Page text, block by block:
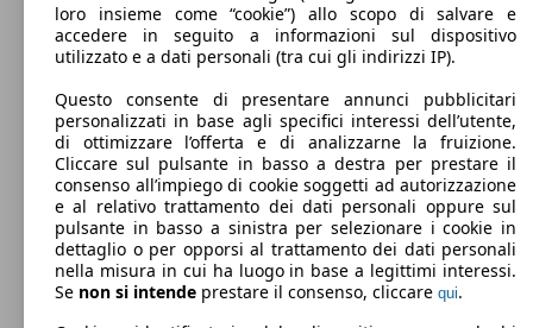
Kona 1.0 t-gdi 48V X Line Tech Pack 2wd
120cv mt
88 KW
(120 PS)
Kona 1.6 gdi hev N Line 2wd 141cv dct
77 KW
(105 PS)
Kona 1.0 t-gdi 48V NLine Safety Pack 2wd
120cv imt
88 KW
(120 PS)
Kona 1.0 t-gdi 48V NLine+ 2wd 120cv imt
88 KW
(120 PS)
SUV/Fuoristrada/Pick-up
loro insieme come “cookie”) allo scopo di salvare e
accedere in seguito a informazioni sul dispositivo
utilizzato e a dati personali (tra cui gli indirizzi IP).
Questo consente di presentare annunci pubblicitari
personalizzati in base agli specifici interessi dell’utente,
di ottimizzare l’offerta e di analizzarne la fruizione.
Cliccare sul pulsante in basso a destra per prestare il
consenso all’impiego di cookie soggetti ad autorizzazione
e al relativo trattamento dei dati personali oppure sul
pulsante in basso a sinistra per selezionare i cookie in
dettaglio o per opporsi al trattamento dei dati personali
nella misura in cui ha luogo in base a legittimi interessi.
Se non si intende prestare il consenso, cliccare qui.